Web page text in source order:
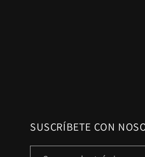
SUSCRÍBETE CON